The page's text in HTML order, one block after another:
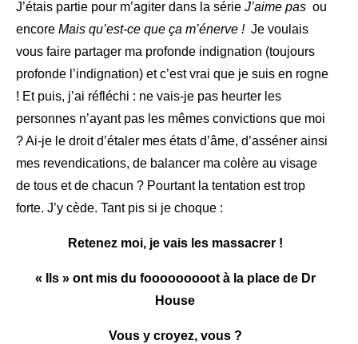
J’étais partie pour m’agiter dans la série J’aime pas ou
encore Mais qu’est-ce que ça m’énerve !Je voulais
vous faire partager ma profonde indignation (toujours
profonde l’indignation) et c’est vrai que je suis en rogne
! Et puis, j’ai réfléchi : ne vais-je pas heurter les
personnes n’ayant pas les mêmes convictions que moi
? Ai-je le droit d’étaler mes états d’âme, d’asséner ainsi
mes revendications, de balancer ma colère au visage
de tous et de chacun ? Pourtant la tentation est trop
forte. J’y cède. Tant pis si je choque :
Retenez moi, je vais les massacrer !
« Ils » ont mis du fooooooooot à la place de Dr
House
Vous y croyez, vous ?